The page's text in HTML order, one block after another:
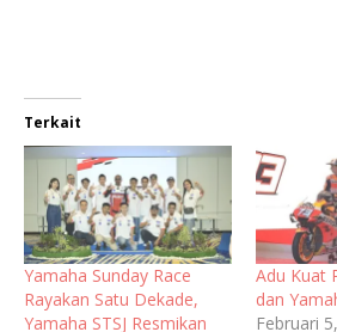
Terkait
Yamaha Sunday Race
Rayakan Satu Dekade,
Yamaha STSJ Resmikan
Adu Kuat
dan
Februari